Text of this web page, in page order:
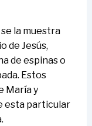
la muestra
de Jesús,
de espinas o
Estos
María y
esta particular